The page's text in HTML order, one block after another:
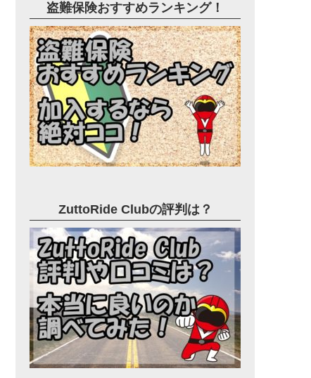
盗難保険おすすめランキング！
ZuttoRide Clubの評判は？